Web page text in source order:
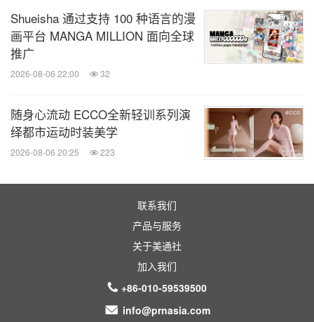
Shueisha 通过支持 100 种语言的漫
画平台 MANGA MILLION 面向全球
推广
2026-08-06 22:00 32
随身心流动 ECCO全新轻训系列演
绎都市运动时装美学
2026-08-06 20:25 223
联系我们
产品与服务
关于美通社
加入我们
+86-010-59539500
info@prnasia.com